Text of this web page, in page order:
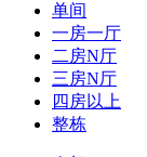
单间
一房一厅
二房N厅
三房N厅
四房以上
整栋